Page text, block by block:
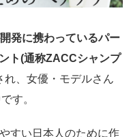
発に携わっているパー
ト(通称ZACCシャンプ
れ、女優・モデルさん
す。
すい日本人のために作